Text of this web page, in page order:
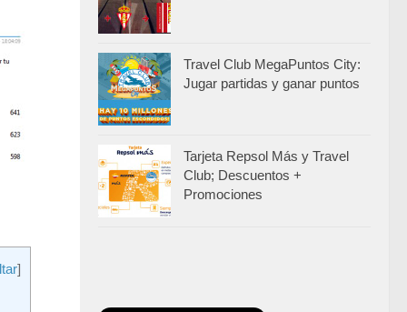
]
Travel Club MegaPuntos City:
Jugar partidas y ganar puntos
Tarjeta Repsol Más y Travel
Club; Descuentos +
Promociones